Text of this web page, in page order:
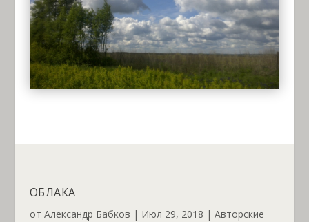
ОБЛАКА
от Александр Бабков | Июл 29, 2018 | Авторские